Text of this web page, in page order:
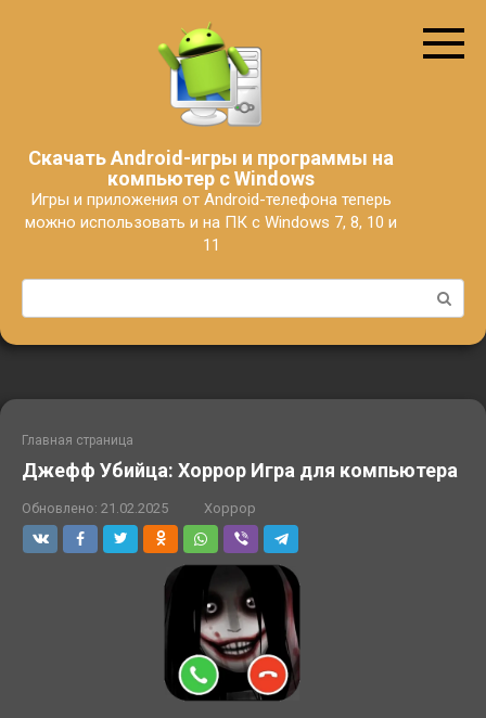
Скачать Android-игры и программы на
компьютер с Windows
Игры и приложения от Android-телефона теперь
можно использовать и на ПК с Windows 7, 8, 10 и
11
Поиск:
Главная страница
Джефф Убийца: Хоррор Игра для компьютера
Обновлено: 21.02.2025 Хоррор